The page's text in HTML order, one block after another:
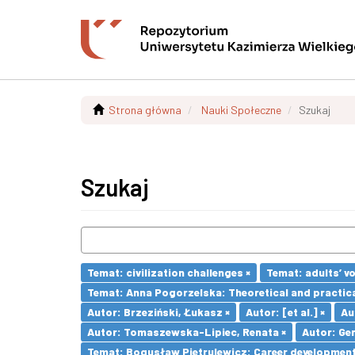
Strona główna Nauki Społeczne Szukaj
Szukaj
Temat: civilization challenges ×
Temat: adults’
Temat: Anna Pogorzelska: Theoretical and
Autor: Brzeziński, Łukasz ×
Autor: [et al.] ×
Autor: Tomaszewska-Lipiec, Renata ×
Autor:
Temat: Bogusław Pietrulewicz: Career